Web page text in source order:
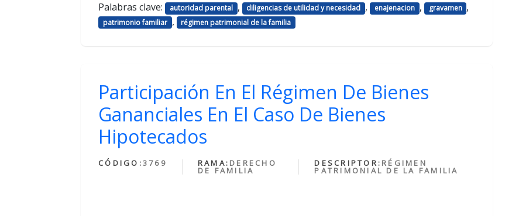
Palabras clave: autoridad parental , diligencias de utilidad y necesidad , enajenacion , gravamen ,
patrimonio familiar , régimen patrimonial de la familia
Participación En El Régimen De Bienes
Gananciales En El Caso De Bienes
Hipotecados
CÓDIGO:3769 RAMA: DERECHO
DE FAMILIA
DESCRIPTOR: RÉGIMEN
PATRIMONIAL DE LA FAMILIA